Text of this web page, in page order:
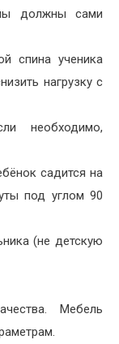
должны сами
спина ученика
нагрузку с
необходимо,
садится на
под углом 90
(не детскую
Мебель